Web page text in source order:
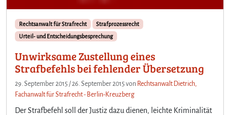
Rechtsanwalt für Strafrecht
Strafprozessrecht
Urteil- und Entscheidungsbesprechung
Unwirksame Zustellung eines
Strafbefehls bei fehlender Übersetzung
29. September 2015 /26. September 2015von Rechtsanwalt Dietrich,
Fachanwalt für Strafrecht - Berlin-Kreuzberg
Der Strafbefehl soll der Justiz dazu dienen, leichte Kriminalität